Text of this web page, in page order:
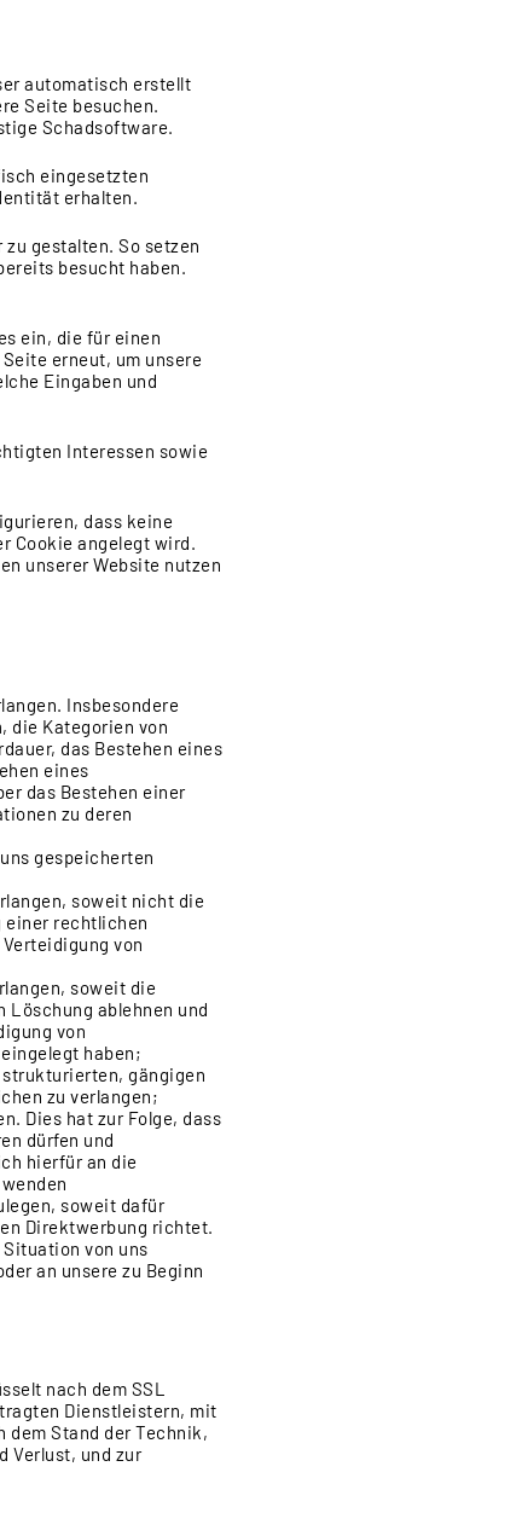
automatisch erstellt
Seite besuchen.
Schadsoftware.
eingesetzten
erhalten.
gestalten. So setzen
besucht haben.
ein, die für einen
erneut, um unsere
Eingaben und
Interessen sowie
dass keine
Cookie angelegt wird.
unserer Website nutzen
Insbesondere
die Kategorien von
das Bestehen eines
eines
das Bestehen einer
zu deren
gespeicherten
soweit nicht die
einer rechtlichen
von
soweit die
ablehnen und
von
haben;
strukturierten, gängigen
zu verlangen;
Dies hat zur Folge, dass
dürfen und
hierfür an die
soweit dafür
Direktwerbung richtet.
von uns
an unsere zu Beginn
nach dem SSL
Dienstleistern, mit
dem Stand der Technik,
Verlust, und zur